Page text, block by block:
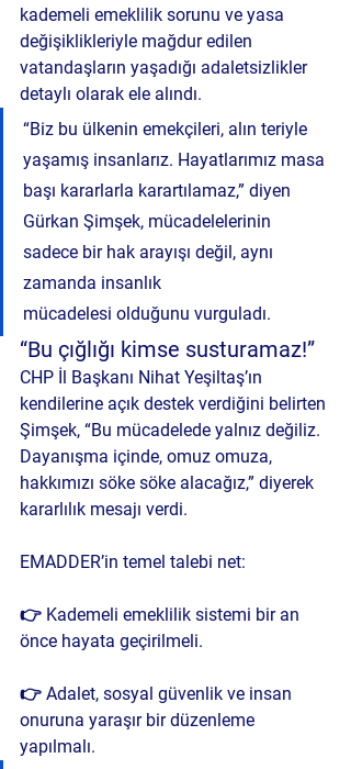
kademeli emeklilik sorunu ve yasa
değişiklikleriyle mağdur edilen
vatandaşların yaşadığı adaletsizlikler
detaylı olarak ele alındı.
“Biz bu ülkenin emekçileri, alın teriyle
yaşamış insanlarız. Hayatlarımız masa
başı kararlarla karartılamaz,” diyen
Gürkan Şimşek, mücadelelerinin
sadece bir hak arayışı değil, aynı
zamanda insanlık
mücadelesi olduğunu vurguladı.
“Bu çığlığı kimse susturamaz!”
CHP İl Başkanı Nihat Yeşiltaş’ın
kendilerine açık destek verdiğini belirten
Şimşek, “Bu mücadelede yalnız değiliz.
Dayanışma içinde, omuz omuza,
hakkımızı söke söke alacağız,” diyerek
kararlılık mesajı verdi.
EMADDER’in temel talebi net:
👉 Kademeli emeklilik sistemi bir an
önce hayata geçirilmeli.
👉 Adalet, sosyal güvenlik ve insan
onuruna yaraşır bir düzenleme
yapılmalı.